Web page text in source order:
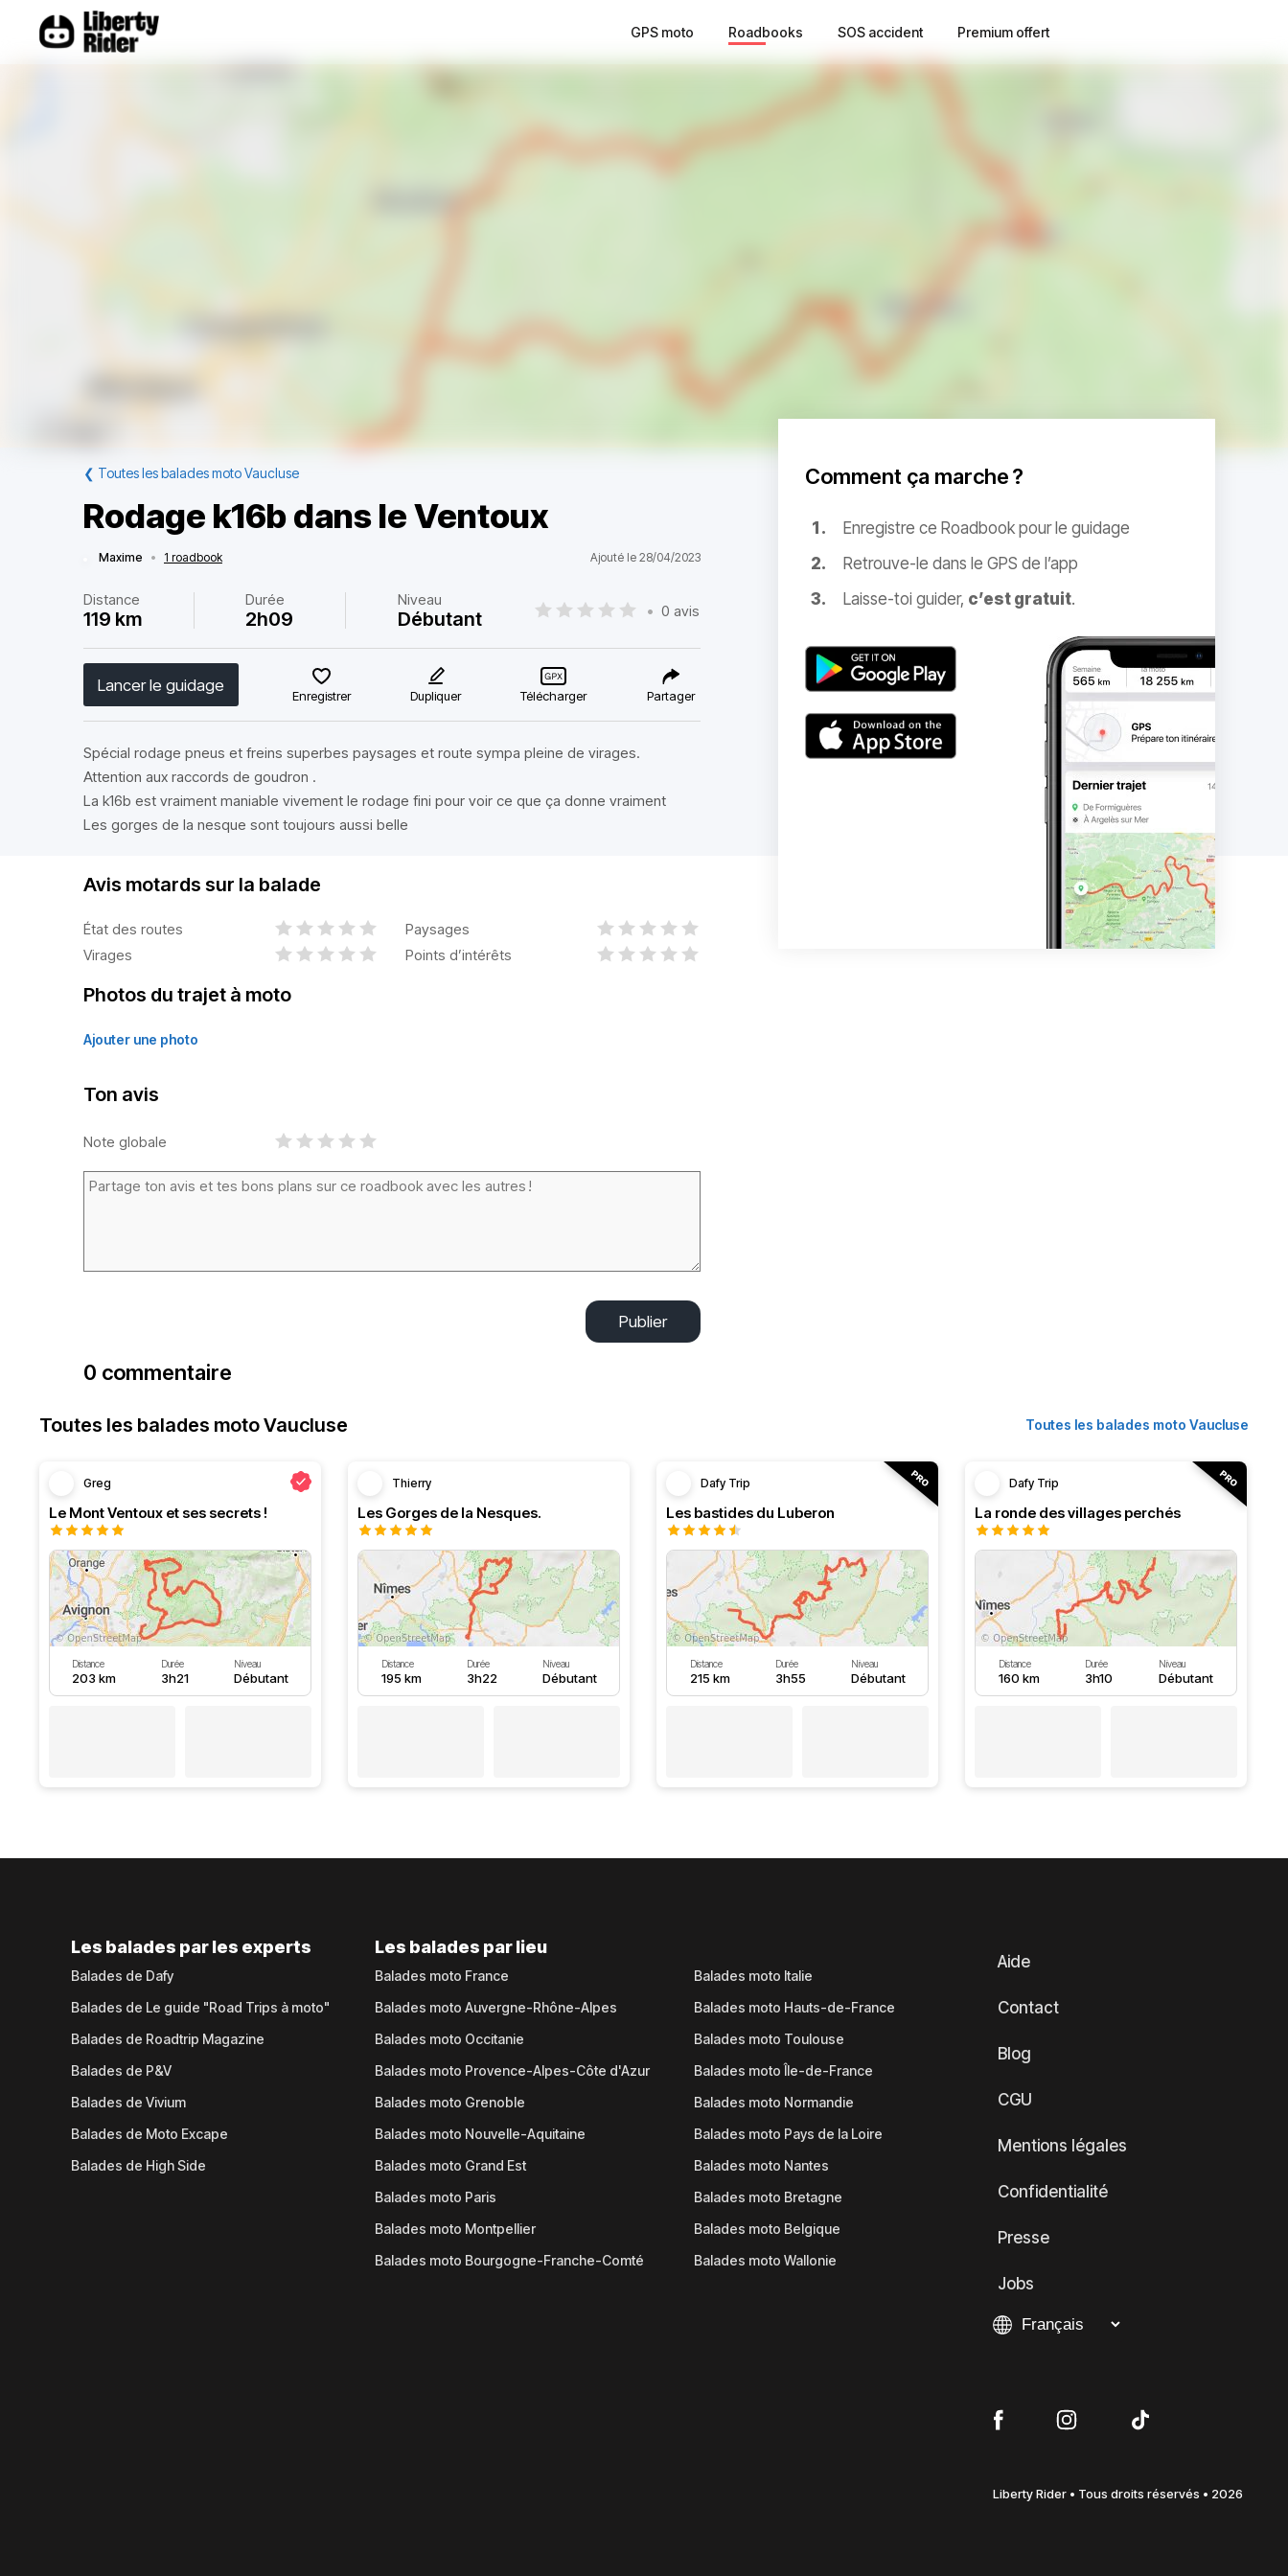
GPS moto Roadbooks SOS accident Premium offert
❮ Toutes les balades moto Vaucluse
Rodage k16b dans le Ventoux
Maxime • 1 roadbook Ajouté le 28/04/2023
Distance
119 km
Durée
2h09
Niveau
Débutant • 0 avis
Lancer le guidage
Enregistrer Dupliquer Télécharger Partager
Spécial rodage pneus et freins superbes paysages et route sympa pleine de virages.
Attention aux raccords de goudron .
La k16b est vraiment maniable vivement le rodage fini pour voir ce que ça donne vraiment
Les gorges de la nesque sont toujours aussi belle
Comment ça marche ?
Enregistre ce Roadbook pour le guidage
Retrouve-le dans le GPS de l’app
Laisse-toi guider, c’est gratuit.
Avis motards sur la balade
État des routes
Paysages
Virages
Points d’intérêts
Photos du trajet à moto
Ajouter une photo
Ton avis
Note globale
Publier
0 commentaire
Toutes les balades moto Vaucluse Toutes les balades moto Vaucluse
Greg
Le Mont Ventoux et ses secrets !
Distance
203 km
Durée
3h21
Niveau
Débutant
Thierry
Les Gorges de la Nesques.
Distance
195 km
Durée
3h22
Niveau
Débutant
Dafy Trip
Les bastides du Luberon
Distance
215 km
Durée
3h55
Niveau
Débutant
Dafy Trip
La ronde des villages perchés
Distance
160 km
Durée
3h10
Niveau
Débutant
Les balades par les experts
Balades de Dafy
Balades de Le guide "Road Trips à moto"
Balades de Roadtrip Magazine
Balades de P&V
Balades de Vivium
Balades de Moto Excape
Balades de High Side
Les balades par lieu
Balades moto France
Balades moto Auvergne-Rhône-Alpes
Balades moto Occitanie
Balades moto Provence-Alpes-Côte d'Azur
Balades moto Grenoble
Balades moto Nouvelle-Aquitaine
Balades moto Grand Est
Balades moto Paris
Balades moto Montpellier
Balades moto Bourgogne-Franche-Comté
Balades moto Italie
Balades moto Hauts-de-France
Balades moto Toulouse
Balades moto Île-de-France
Balades moto Normandie
Balades moto Pays de la Loire
Balades moto Nantes
Balades moto Bretagne
Balades moto Belgique
Balades moto Wallonie
Aide
Contact
Blog
CGU
Mentions légales
Confidentialité
Presse
Jobs
Liberty Rider • Tous droits réservés • 2026